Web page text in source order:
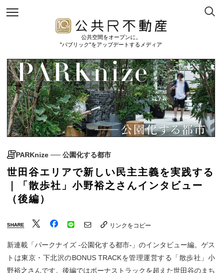
公共空間をオープンに。
"パブリック"をアップデートするメディア
PARKnize ── 公園化する都市
世田谷エリアで新しい民主主義を実践する
｜「散歩社」小野裕之さんインタビュー
（後編）
SHARE リンクをコピー
新連載「パークナイズ -公園化する都市-」のインタビュー編。ゲス
トは東京・下北沢のBONUS TRACKを管理運営する「散歩社」小
野裕之さんです。後編ではボーナストラックを超えた世田谷のまち